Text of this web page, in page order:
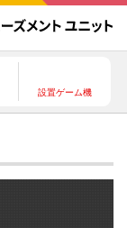
設置ゲーム機